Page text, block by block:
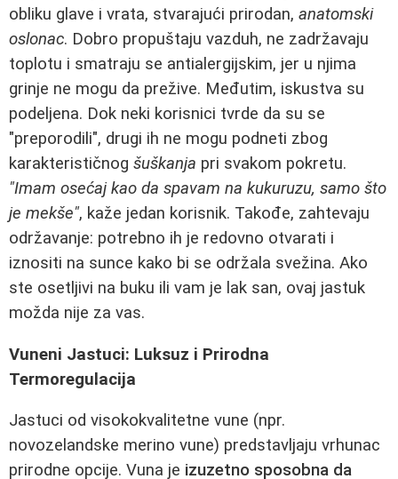
obliku glave i vrata, stvarajući prirodan, anatomski
oslonac. Dobro propuštaju vazduh, ne zadržavaju
toplotu i smatraju se antialergijskim, jer u njima
grinje ne mogu da prežive. Međutim, iskustva su
podeljena. Dok neki korisnici tvrde da su se
"preporodili", drugi ih ne mogu podneti zbog
karakterističnog šuškanja pri svakom pokretu.
"Imam osećaj kao da spavam na kukuruzu, samo što
je mekše", kaže jedan korisnik. Takođe, zahtevaju
održavanje: potrebno ih je redovno otvarati i
iznositi na sunce kako bi se održala svežina. Ako
ste osetljivi na buku ili vam je lak san, ovaj jastuk
možda nije za vas.
Vuneni Jastuci: Luksuz i Prirodna
Termoregulacija
Jastuci od visokokvalitetne vune (npr.
novozelandske merino vune) predstavljaju vrhunac
prirodne opcije. Vuna je izuzetno sposobna da